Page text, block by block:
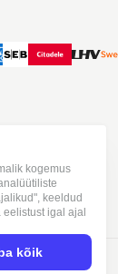
kogemus
keeldud
igal ajal
kõik